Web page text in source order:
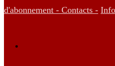
d'abonnement - Contacts -